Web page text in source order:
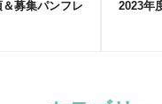
募集パンフレ
2023年